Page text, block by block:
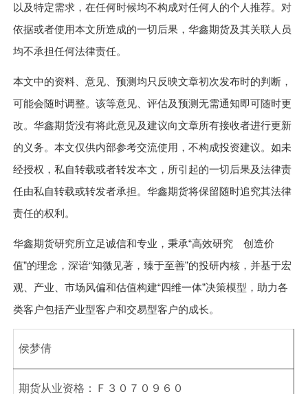
以及特定需求，在任何时候均不构成对任何人的个人推荐。对
依据或者使用本文所造成的一切后果，华鑫期货及其关联人员
均不承担任何法律责任。
本文中的资料、意见、预测均只反映文章初次发布时的判断，
可能会随时调整。该等意见、评估及预测无需通知即可随时更
改。华鑫期货没有将此意见及建议向文章所有接收者进行更新
的义务。本文仅供内部参考交流使用，不构成投资建议。如未
经授权，私自转载或者转发本文，所引起的一切后果及法律责
任由私自转载或转发者承担。华鑫期货将保留随时追究其法律
责任的权利。
华鑫期货研究所立足诚信和专业，秉承“高效研究 创造价
值”的理念，深谙“知微见著，臻于至善”的投研内核，并基于宏
观、产业、市场风偏和估值构建“四维一体”决策模型，助力各
类客户包括产业型客户和交易型客户的成长。
侯梦倩
期货从业资格：Ｆ３０７０９６０